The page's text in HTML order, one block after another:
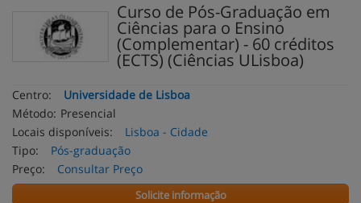
Curso de Pós-Graduação em
Ciências para o Ensino
(Complementar) - 60 créditos
(ECTS) (Ciências ULisboa)
Centro:
Universidade de Lisboa
Método: Presencial
Locais disponíveis:
Lisboa - Cidade
Tipo:
Pós-graduação
Preço:
Consultar Preço
Solicite informação